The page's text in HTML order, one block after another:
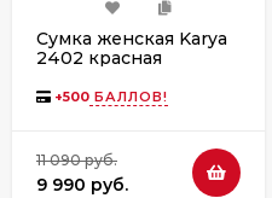
Сумка женская Karya
2402 красная
+500 БАЛЛОВ!
11 090 руб.
9 990 руб.